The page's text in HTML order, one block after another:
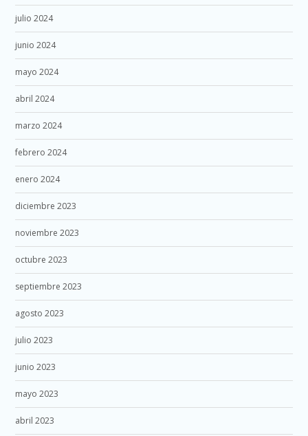
julio 2024
junio 2024
mayo 2024
abril 2024
marzo 2024
febrero 2024
enero 2024
diciembre 2023
noviembre 2023
octubre 2023
septiembre 2023
agosto 2023
julio 2023
junio 2023
mayo 2023
abril 2023